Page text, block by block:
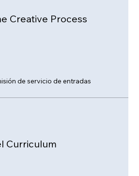
Creative Process
de servicio de entradas
Curriculum